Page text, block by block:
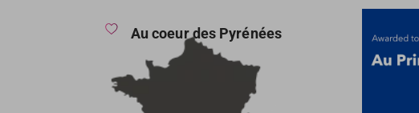
Au coeur des Pyrénées